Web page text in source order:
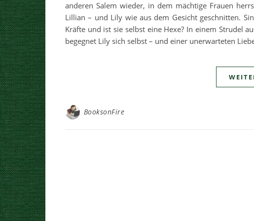
anderen Salem wieder, in dem mächtige Frauen
Lillian – und Lily wie aus dem Gesicht geschnitten.
Kräfte und ist sie selbst eine Hexe? In einem Strudel
begegnet Lily sich selbst – und einer unerwarteten
BooksonFire